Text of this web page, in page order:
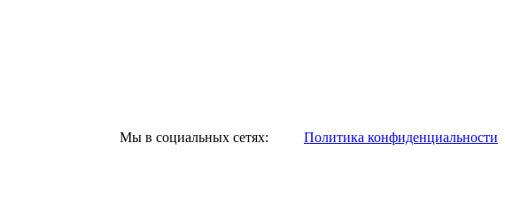
Мы в социальных сетях:
Политика конфиденциальности